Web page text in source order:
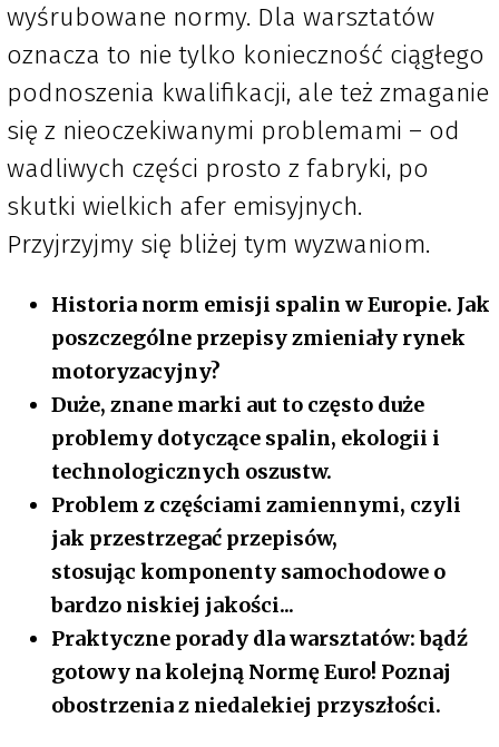
wyśrubowane normy. Dla warsztatów
oznacza to nie tylko konieczność ciągłego
podnoszenia kwalifikacji, ale też zmaganie
się z nieoczekiwanymi problemami – od
wadliwych części prosto z fabryki, po
skutki wielkich afer emisyjnych.
Przyjrzyjmy się bliżej tym wyzwaniom.
Historia norm emisji spalin w Europie. Jak
poszczególne przepisy zmieniały rynek
motoryzacyjny?
Duże, znane marki aut to często duże
problemy dotyczące spalin, ekologii i
technologicznych oszustw.
Problem z częściami zamiennymi, czyli
jak przestrzegać przepisów,
stosując komponenty samochodowe o
bardzo niskiej jakości...
Praktyczne porady dla warsztatów: bądź
gotowy na kolejną Normę Euro! Poznaj
obostrzenia z niedalekiej przyszłości.